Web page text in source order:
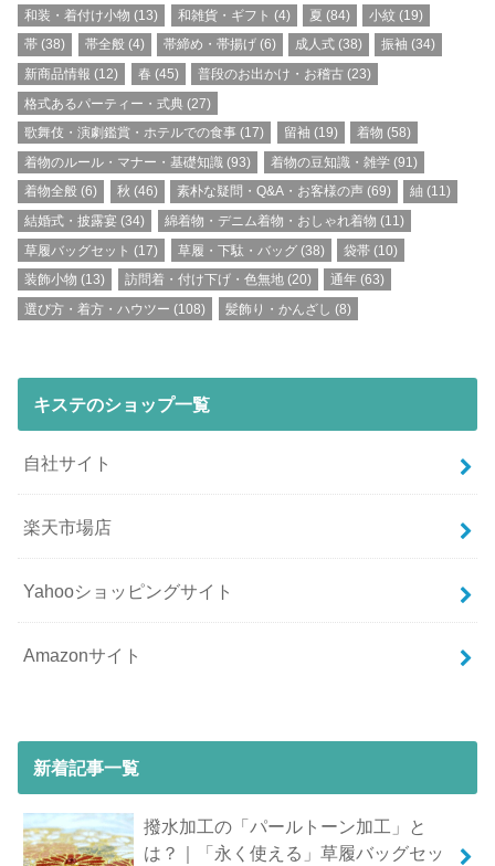
和装・着付け小物 (13) 和雑貨・ギフト (4) 夏 (84) 小紋 (19)
帯 (38) 帯全般(4) 帯締め・帯揚げ(6) 成人式 (38) 振袖 (34)
新商品情報 (12) 春 (45) 普段のお出かけ・お稽古(23)
格式あるパーティー・式典 (27)
歌舞伎・演劇鑑賞・ホテルでの食事 (17) 留袖 (19) 着物 (58)
着物のルール・マナー・基礎知識 (93) 着物の豆知識・雑学(91)
着物全般 (6) 秋 (46) 素朴な疑問・Q&A・お客様の声(69) 紬 (11)
結婚式・披露宴 (34) 綿着物・デニム着物・おしゃれ着物 (11)
草履バッグセット (17) 草履・下駄・バッグ(38) 袋帯(10)
装飾小物 (13) 訪問着・付け下げ・色無地(20) 通年(63)
選び方・着方・ハウツー (108) 髪飾り・かんざし (8)
キステのショップ一覧
自社サイト
楽天市場店
Yahooショッピングサイト
Amazonサイト
新着記事一覧
撥水加工の「パールトーン加工」と
は？｜「永く使える」草履バッグセッ